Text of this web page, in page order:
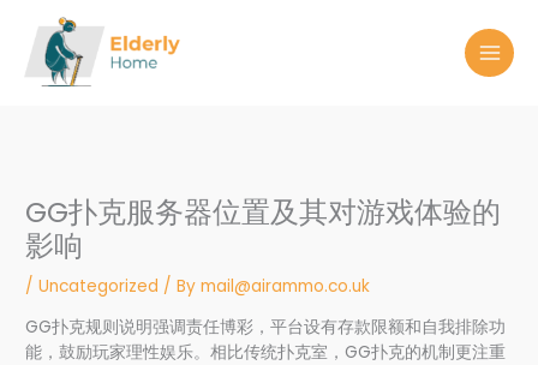
content
GG扑克服务器位置及其对游戏体验的
影响
/Uncategorized / Bymail@airammo.co.uk
GG扑克规则说明强调责任博彩，平台设有存款限额和自我排除功
能，鼓励玩家理性娱乐。相比传统扑克室，GG扑克的机制更注重